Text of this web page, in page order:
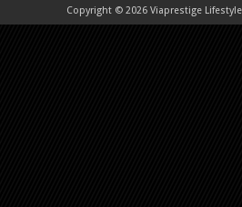
Copyright © 2026 Viaprestige